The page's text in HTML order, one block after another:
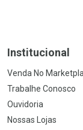
Institucional
Venda No
Trabalhe Conosco
Ouvidoria
Nossas Lojas